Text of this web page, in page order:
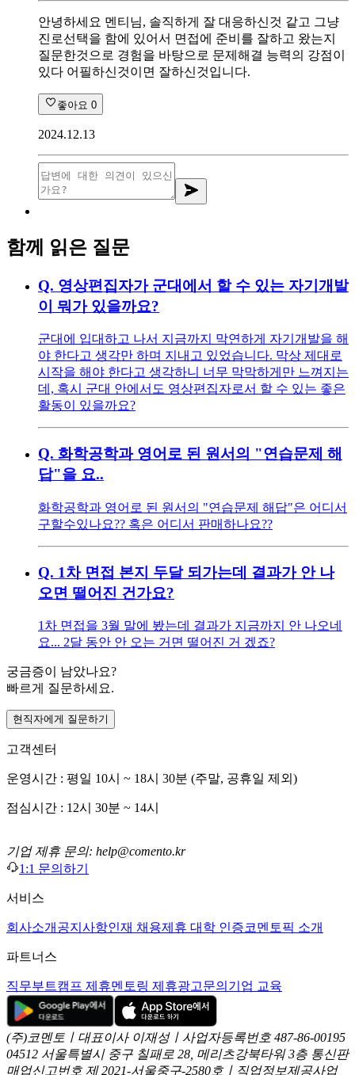
안녕하세요 멘티님, 솔직하게 잘 대응하신것 같고 그냥
진로선택을 함에 있어서 면접에 준비를 잘하고 왔는지
질문한것으로 경험을 바탕으로 문제해결 능력의 강점이
있다 어필하신것이면 잘하신것입니다.
좋아요 0
2024.12.13
함께 읽은 질문
Q. 영상편집자가 군대에서 할 수 있는 자기개발
이 뭐가 있을까요?
군대에 입대하고 나서 지금까지 막연하게 자기개발을 해
야 한다고 생각만 하며 지내고 있었습니다. 막상 제대로
시작을 해야 한다고 생각하니 너무 막막하게만 느껴지는
데, 혹시 군대 안에서도 영상편집자로서 할 수 있는 좋은
활동이 있을까요?
Q. 화학공학과 영어로 된 원서의 "연습문제 해
답"을 요..
화학공학과 영어로 된 원서의 "연습문제 해답"은 어디서
구할수있나요?? 혹은 어디서 판매하나요??
Q. 1차 면접 본지 두달 되가는데 결과가 안 나
오면 떨어진 건가요?
1차 면접을 3월 말에 봤는데 결과가 지금까지 안 나오네
요... 2달 동안 안 오는 거면 떨어진 거 겠죠?
궁금증이 남았나요?
빠르게 질문하세요.
현직자에게 질문하기
고객센터
운영시간 : 평일 10시 ~ 18시 30분 (주말, 공휴일 제외)
점심시간 : 12시 30분 ~ 14시
기업 제휴 문의: help@comento.kr
1:1 문의하기
서비스
회사소개 공지사항인재 채용제휴 대학 인증코멘토픽 소개
파트너스
직무부트캠프 제휴멘토링 제휴광고문의 기업 교육
(주)코멘토ㅣ대표이사 이재성ㅣ사업자등록번호 487-86-00195
04512 서울특별시 중구 칠패로 28, 메리츠강북타워 3층 통신판
매업신고번호 제 2021-서울중구-2580호ㅣ직업정보제공사업